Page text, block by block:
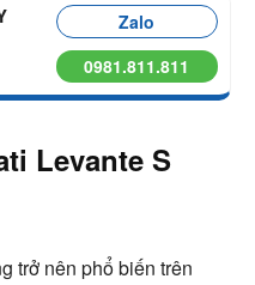
Zalo
0981.811.811
Levante S
trở nên phổ biến trên